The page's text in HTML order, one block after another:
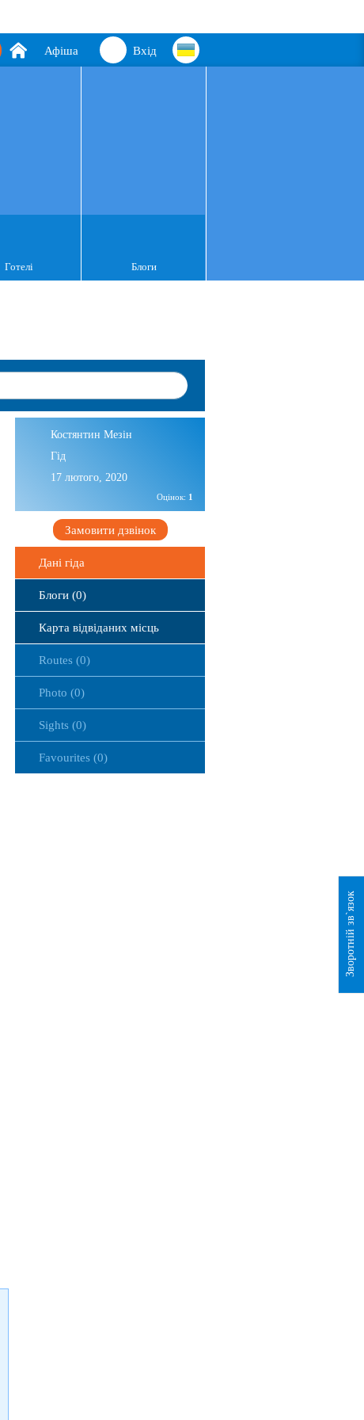
Вхід
Афіша
Готелі Блоги
Костянтин Мезін
Гід
17 лютого, 2020
Оцінок: 1
Замовити дзвінок
Дані гіда
Блоги (0)
Карта відвіданих місць
Routes (0)
Photo (0)
Sights (0)
Favourites (0)
Зворотній зв`язок